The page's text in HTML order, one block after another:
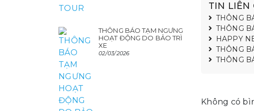
THÔNG BÁO TẠM NGƯNG
HOẠT ĐỘNG DO BẢO TRÌ
XE
02/03/2026
TIN LIÊN
THÔNG
THÔNG
HAPPY
THÔNG
THÔNG
Không có